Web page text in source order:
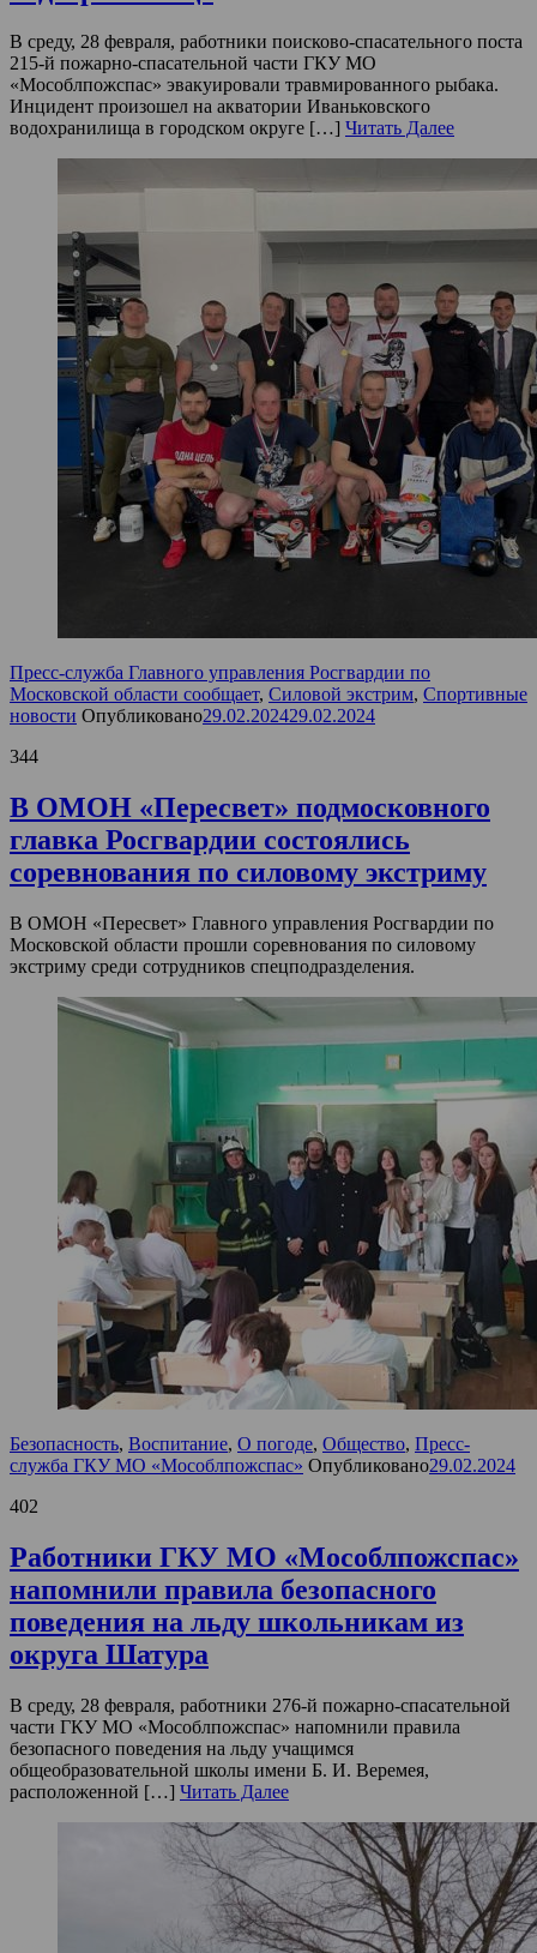
В среду, 28 февраля, работники поисково-спасательного поста
215-й пожарно-спасательной части ГКУ МО
«Мособлпожспас» эвакуировали травмированного рыбака.
Инцидент произошел на акватории Иваньковского
водохранилища в городском округе […] Читать Далее
Пресс-служба Главного управления Росгвардии по
Московской области сообщает, Силовой экстрим, Спортивные
новости Опубликовано29.02.202429.02.2024
344
В ОМОН «Пересвет» подмосковного
главка Росгвардии состоялись
соревнования по силовому экстриму
В ОМОН «Пересвет» Главного управления Росгвардии по
Московской области прошли соревнования по силовому
экстриму среди сотрудников спецподразделения.
Безопасность, Воспитание, О погоде, Общество, Пресс-
служба ГКУ МО «Мособлпожспас» Опубликовано29.02.2024
402
Работники ГКУ МО «Мособлпожспас»
напомнили правила безопасного
поведения на льду школьникам из
округа Шатура
В среду, 28 февраля, работники 276-й пожарно-спасательной
части ГКУ МО «Мособлпожспас» напомнили правила
безопасного поведения на льду учащимся
общеобразовательной школы имени Б. И. Веремея,
расположенной […] Читать Далее